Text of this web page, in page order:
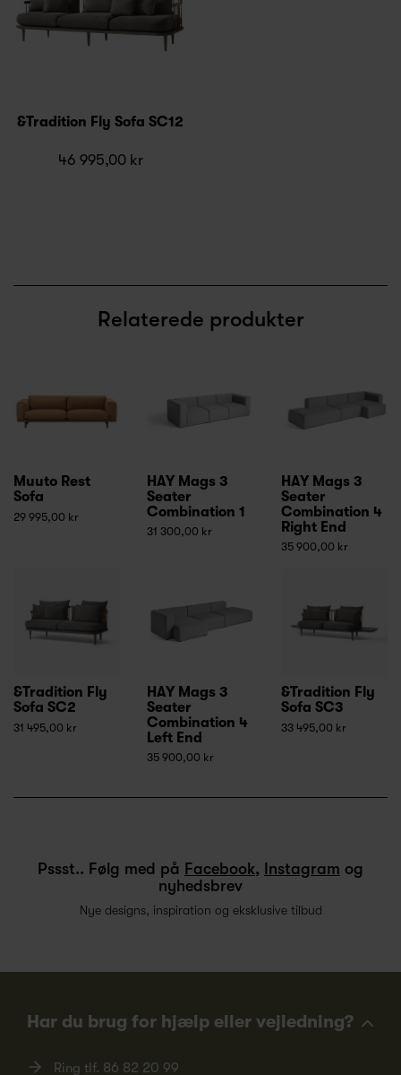
&Tradition Fly Sofa SC12
46 995,00 kr
Relaterede produkter
Muuto Rest
Sofa
29 995,00 kr
HAY Mags 3
Seater
Combination 1
31 300,00 kr
HAY Mags 3
Seater
Combination 4
Right End
35 900,00 kr
&Tradition Fly
Sofa SC2
31 495,00 kr
HAY Mags 3
Seater
Combination 4
Left End
35 900,00 kr
&Tradition Fly
Sofa SC3
33 495,00 kr
Pssst.. Følg med på Facebook, Instagram og
nyhedsbrev
Nye designs, inspiration og eksklusive tilbud
Har du brug for hjælp eller vejledning?
Ring tlf. 86 82 20 99